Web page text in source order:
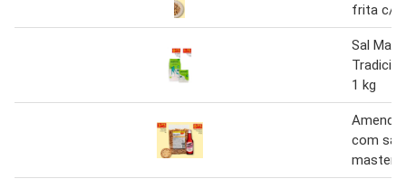
frita c/
Sal
1 kg
com sal